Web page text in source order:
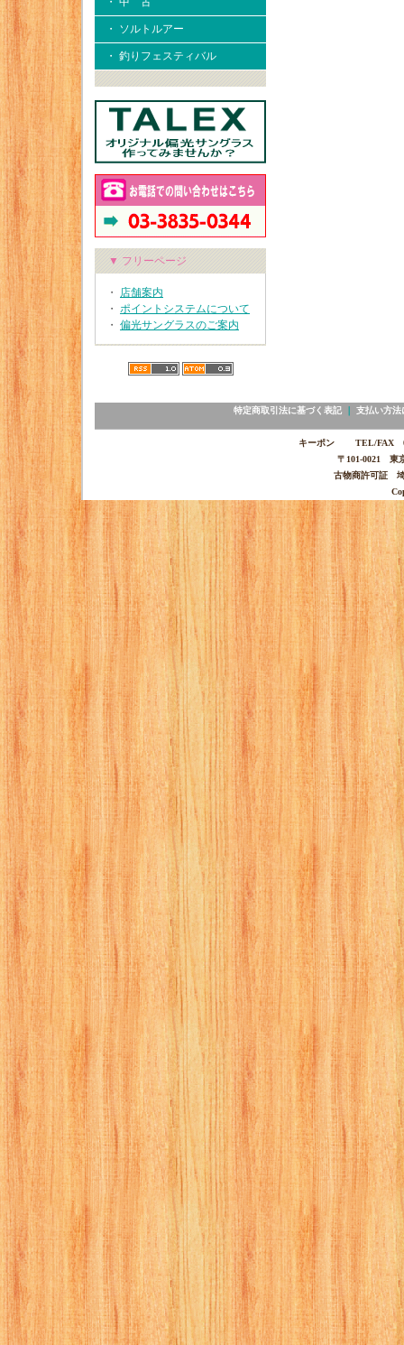
・ ソルトルアー
・ 釣りフェスティバル
▼ フリーページ
・ 店舗案内
・ ポイントシステムについて
・ 偏光サングラスのご案内
特定商取引法に基づく表記｜ 支払い方法
キーポン TEL/FAX
〒101-0021 東
古物商許可証